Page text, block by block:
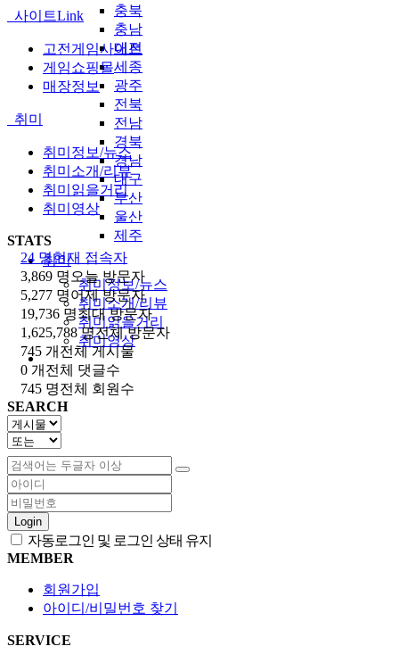
충북
충남
대전
세종
광주
전북
전남
경북
경남
대구
부산
울산
제주
취미
취미정보/뉴스
취미소개/리뷰
취미읽을거리
취미영상
사이트Link
고전게임사이트
게임쇼핑몰
매장정보
취미
취미정보/뉴스
취미소개/리뷰
취미읽을거리
취미영상
STATS
24 명현재 접속자
3,869 명오늘 방문자
5,277 명어제 방문자
19,736 명최대 방문자
1,625,788 명전체 방문자
745 개 전체 게시물
0 개 전체 댓글수
745 명전체 회원수
SEARCH
Login
자동로그인 및 로그인 상태 유지
MEMBER
회원가입
아이디/비밀번호 찾기
SERVICE